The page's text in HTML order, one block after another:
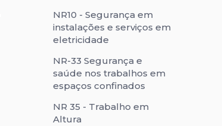
NR10 - Segurança em
instalações e serviços em
eletricidade
NR-33 Segurança e
saúde nos trabalhos em
espaços confinados
NR 35 - Trabalho em
Altura